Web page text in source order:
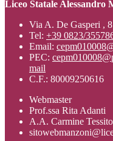
Liceo Statale Alessandro
Via A. De Gasperi ,
Tel: +39 0823/
Email:
PEC:
mail
C.F.: 80009250616
Webmaster
Prof.ssa Rita Adanti
A.A. Carmine